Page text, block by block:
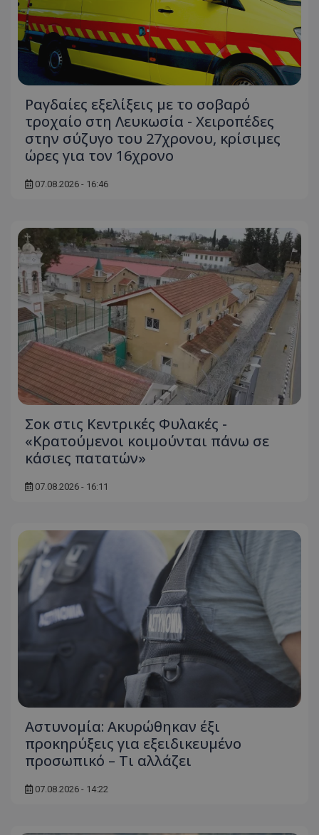
Ραγδαίες εξελίξεις με το σοβαρό
τροχαίο στη Λευκωσία - Χειροπέδες
στην σύζυγο του 27χρονου, κρίσιμες
ώρες για τον 16χρονο
07.08.2026 - 16:46
Σοκ στις Κεντρικές Φυλακές -
«Κρατούμενοι κοιμούνται πάνω σε
κάσιες πατατών»
07.08.2026 - 16:11
Αστυνομία: Ακυρώθηκαν έξι
προκηρύξεις για εξειδικευμένο
προσωπικό – Τι αλλάζει
07.08.2026 - 14:22